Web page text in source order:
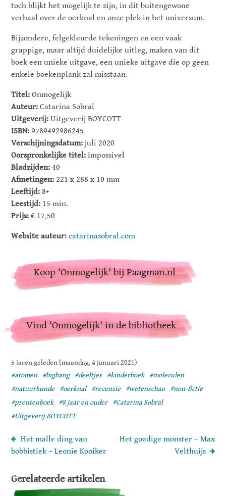
toch blijkt het mogelijk te zijn, in dit buitengewone
verhaal over de oerknal en onze plek in het universum.
Bijzondere, felgekleurde tekeningen en een vaak
grappige, maar altijd duidelijke uitleg, maken van dit
boek een unieke uitgave, een unieke uitgave die op geen
enkele boekenplank zal misstaan.
Titel: Onmogelijk
Auteur: Catarina Sobral
Uitgeverij: Uitgeverij BOYCOTT
ISBN:9789492986245
Verschijningsdatum: juli 2020
Oorspronkelijke titel: Impossivel
Bladzijden: 40
Afmetingen:221 x 288 x 10 mm
Leeftijd: 8+
Leestijd: 15 min.
Prijs: € 17,50
Website auteur: catarinasobral.com
Koop 'Onmogelijk' bij Paagman.nl
Vind 'Onmogelijk' in de bibliotheek
5 jaren geleden (maandag, 4 januari 2021)
#atomen
#bigbang #deeltjes #kinderboek
#moleculen
#natuurkunde
#oerknal #recensie #wetenschao
#non-fictie
#prentenboek
#8 jaar en ouder
#Catarina Sobral
#Uitgeverij BOYCOTT
Het malle ding van
bobbistiek – Leonie Kooiker
Het goedige monster – Max
Velthuijs
Gerelateerde artikelen